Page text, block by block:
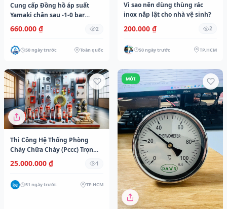
Cung cấp Đồng hồ áp suất
Yamaki chân sau -1-0 bar
Dantek chất lượng cao phục
vụ công trình ở Cao Bằng
660.000 ₫ 2
50 ngày trước Toàn quốc
Vì sao nên dùng thùng rác
inox nắp lật cho nhà vệ sinh?
200.000 ₫ 2
50 ngày trước TP.HCM
Thi Công Hệ Thống Phòng
Cháy Chữa Cháy (Pccc) Trọn
Gói
25.000.000 ₫ 1
51 ngày trước TP.HCM
MỚI